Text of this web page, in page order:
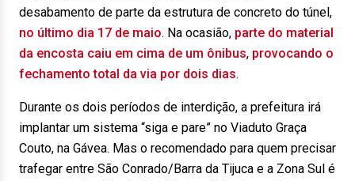
desabamento de parte da estrutura de concreto do túnel,
no último dia 17 de maio. Na ocasião, parte do material
da encosta caiu em cima de um ônibus, provocando o
fechamento total da via por dois dias.
Durante os dois períodos de interdição, a prefeitura irá
implantar um sistema “siga e pare” no Viaduto Graça
Couto, na Gávea. Mas o recomendado para quem precisar
trafegar entre São Conrado/Barra da Tijuca e a Zona Sul é